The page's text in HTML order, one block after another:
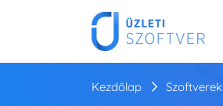
Kezdőlap Szoftverek